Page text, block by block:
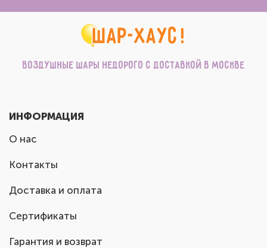
Воздушные шары недорого с доставкой в Москве
ИНФОРМАЦИЯ
О нас
Контакты
Доставка и оплата
Сертификаты
Гарантия и возврат